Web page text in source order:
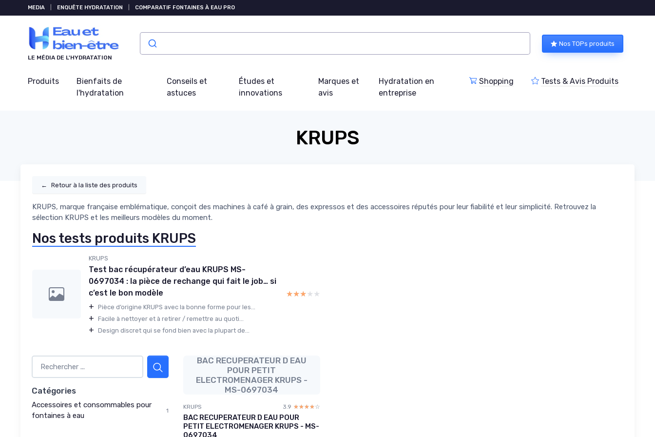
MEDIA ENQUÊTE HYDRATATION COMPARATIF FONTAINES À EAU PRO
LE MÉDIA DE L'HYDRATATION
Nos TOPs produits
Produits
Bienfaits de
l'hydratation
Conseils et
astuces
Études et
innovations
Marques et
avis
Hydratation en
entreprise
Shopping Tests & Avis Produits
KRUPS
← Retour à la liste des produits
KRUPS, marque française emblématique, conçoit des machines à café à grain, des expressos et des accessoires réputés pour leur fiabilité et leur simplicité. Retrouvez la
sélection KRUPS et les meilleurs modèles du moment.
Nos tests produits KRUPS
KRUPS
Test bac récupérateur d’eau KRUPS MS-
0697034 : la pièce de rechange qui fait le job… si
c’est le bon modèle
+ Pièce d’origine KRUPS avec la bonne forme pour les...
+ Facile à nettoyer et à retirer / remettre au quoti...
+ Design discret qui se fond bien avec la plupart de...
★★★★★
★★★★★
Catégories
Accessoires et consommables pour
fontaines à eau
1
BAC RECUPERATEUR D EAU
POUR PETIT
ELECTROMENAGER KRUPS -
MS-0697034
KRUPS 3.9 ☆☆☆☆☆
★★★★★
BAC RECUPERATEUR D EAU POUR
PETIT ELECTROMENAGER KRUPS - MS-
Panneau de gestion des cookies